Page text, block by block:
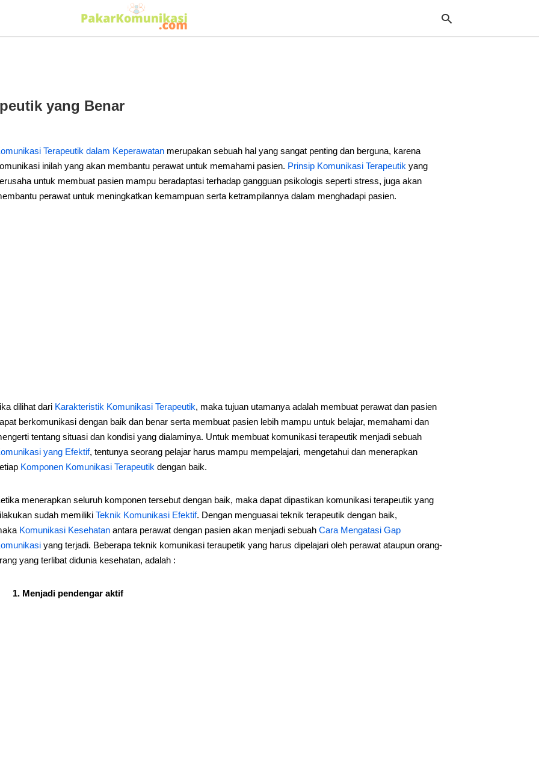
yang Benar
Terapeutik dalam Keperawatanmerupakan sebuah hal yang sangat penting dan berguna, karena
inilah yang akan membantu perawat untuk memahami pasien. Prinsip Komunikasi Terapeutik yang
untuk membuat pasien mampu beradaptasi terhadap gangguan psikologis seperti stress, juga akan
perawat untuk meningkatkan kemampuan serta ketrampilannya dalam menghadapi pasien.
dilihat dari Karakteristik Komunikasi Terapeutik, maka tujuan utamanya adalah membuat perawat dan pasien
berkomunikasi dengan baik dan benar serta membuat pasien lebih mampu untuk belajar, memahami dan
tentang situasi dan kondisi yang dialaminya. Untuk membuat komunikasi terapeutik menjadi sebuah
yang Efektif, tentunya seorang pelajar harus mampu mempelajari, mengetahui dan menerapkan
Komponen Komunikasi Terapeutik dengan baik.
menerapkan seluruh komponen tersebut dengan baik, maka dapat dipastikan komunikasi terapeutik yang
sudah memiliki Teknik Komunikasi Efektif. Dengan menguasai teknik terapeutik dengan baik,
Komunikasi Kesehatanantara perawat dengan pasien akan menjadi sebuah Cara Mengatasi Gap
yang terjadi. Beberapa teknik komunikasi teraupetik yang harus dipelajari oleh perawat ataupun orang-
yang terlibat didunia kesehatan, adalah :
1. Menjadi pendengar aktif